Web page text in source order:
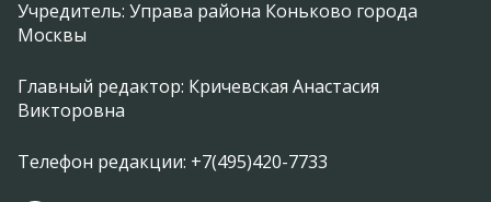
Учредитель: Управа района Коньково города
Москвы
Главный редактор: Кричевская Анастасия
Викторовна
Телефон редакции: +7(495)420-7733